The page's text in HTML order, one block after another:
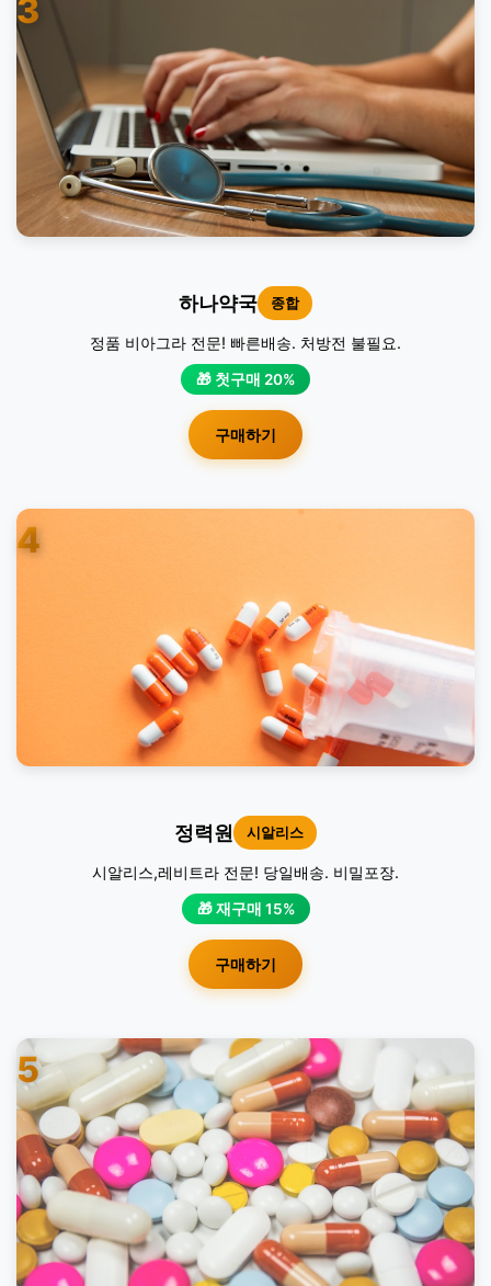
3
하나약국 종합
정품 비아그라 전문! 빠른배송. 처방전 불필요.
🎁 첫구매 20%
구매하기
4
정력원 시알리스
시알리스,레비트라 전문! 당일배송. 비밀포장.
🎁 재구매 15%
구매하기
5